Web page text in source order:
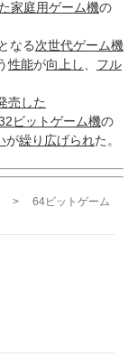
家庭用ゲーム機の
となる次世代ゲーム機
性能が向上し
フル
売した
ビットゲーム機の
が繰り広げられた。
>
64ビットゲーム